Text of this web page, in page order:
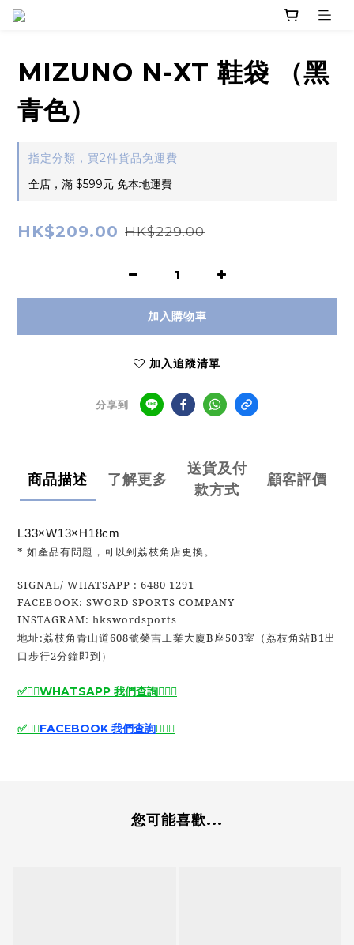
MIZUNO N-XT 鞋袋 （黑
青色）
指定分類，買2件貨品免運費
全店，滿 $599元 免本地運費
HK$209.00 HK$229.00
加入購物車
加入追蹤清單
分享到
商品描述 了解更多
送貨及付
款方式
顧客評價
L33×W13×H18cm
* 如產品有問題，可以到荔枝角店更換。
SIGNAL/ WHATSAPP : 6480 1291
FACEBOOK: SWORD SPORTS COMPANY
INSTAGRAM: hkswordsports
地址:荔枝角青山道608號榮吉工業大廈B座503室（荔枝角站B1出
口步行2分鐘即到）
✅🙆‍♂️WHATSAPP 我們查詢🙆‍♂️✅
✅🙆‍♂️FACEBOOK 我們查詢🙆‍♂️✅
您可能喜歡...